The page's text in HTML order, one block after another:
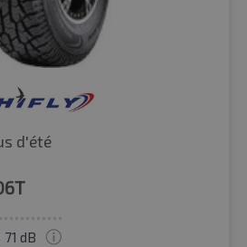
d'été
71 dB